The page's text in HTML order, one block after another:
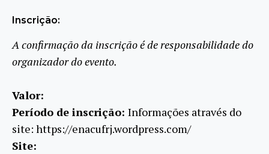
Inscrição:
A confirmação da inscrição é de responsabilidade do
organizador do evento.
Valor:
Período de inscrição: Informações através do
site: https://enacufrj.wordpress.com/
Site: